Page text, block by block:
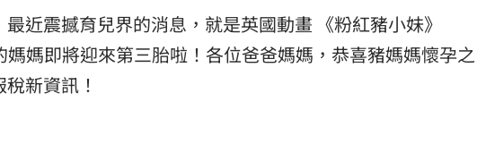
鎮濤 00:22
趨緩
近震撼育兒界的消息，就是英國動畫 《粉紅豬小妹》
媽媽即將迎來第三胎啦！各位爸爸媽媽，恭喜豬媽媽懷孕之
新資訊！